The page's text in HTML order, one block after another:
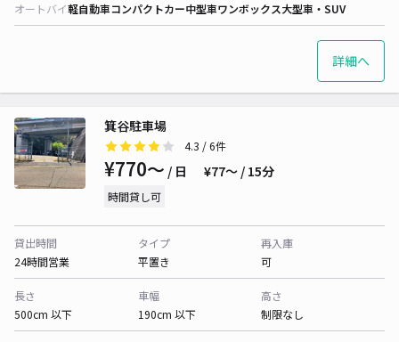
オートバイ軽自動車コンパクトカー中型車ワンボックス大型車・SUV
詳細へ
箕谷駐車場
4.3 / 6件
¥770〜 / 日 ¥77〜 / 15分
時間貸し可
貸出時間
24時間営業
タイプ
平置き
再入庫
可
長さ
500cm 以下
車幅
190cm 以下
高さ
制限なし